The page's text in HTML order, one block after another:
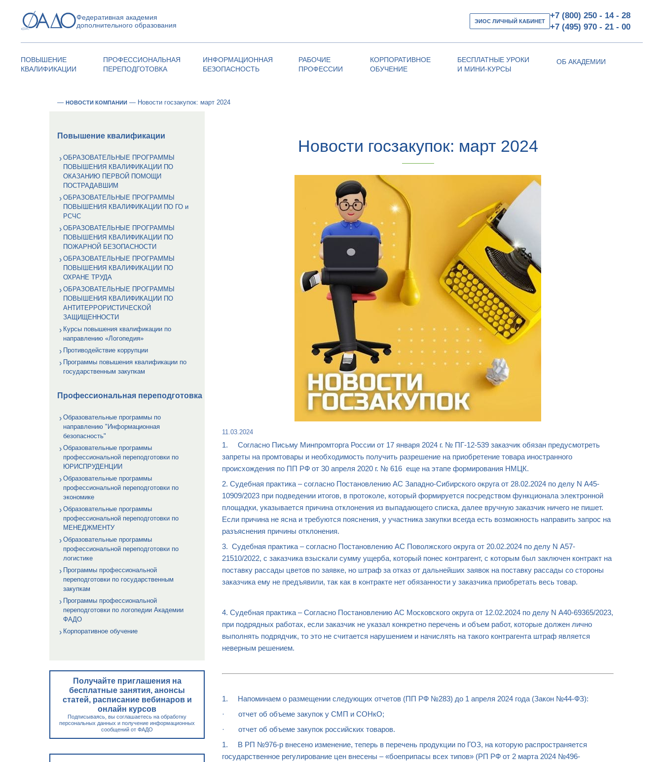
Федеративная академия
дополнительного образования
ЭИОС ЛИЧНЫЙ КАБИНЕТ
+7 (800) 250 - 14 - 28
+7 (495) 970 - 21 - 00
ПОВЫШЕНИЕ
КВАЛИФИКАЦИИ
ПРОФЕССИОНАЛЬНАЯ
ПЕРЕПОДГОТОВКА
ИНФОРМАЦИОННАЯ
БЕЗОПАСНОСТЬ
РАБОЧИЕ
ПРОФЕССИИ
КОРПОРАТИВНОЕ
ОБУЧЕНИЕ
БЕСПЛАТНЫЕ УРОКИ
И МИНИ-КУРСЫ
ОБ АКАДЕМИИ
— НОВОСТИ КОМПАНИИ — Новости госзакупок: март 2024
Повышение квалификации
ОБРАЗОВАТЕЛЬНЫЕ ПРОГРАММЫ
ПОВЫШЕНИЯ КВАЛИФИКАЦИИ ПО
ОКАЗАНИЮ ПЕРВОЙ ПОМОЩИ
ПОСТРАДАВШИМ
ОБРАЗОВАТЕЛЬНЫЕ ПРОГРАММЫ
ПОВЫШЕНИЯ КВАЛИФИКАЦИИ ПО ГО и
РСЧС
ОБРАЗОВАТЕЛЬНЫЕ ПРОГРАММЫ
ПОВЫШЕНИЯ КВАЛИФИКАЦИИ ПО
ПОЖАРНОЙ БЕЗОПАСНОСТИ
ОБРАЗОВАТЕЛЬНЫЕ ПРОГРАММЫ
ПОВЫШЕНИЯ КВАЛИФИКАЦИИ ПО
ОХРАНЕ ТРУДА
ОБРАЗОВАТЕЛЬНЫЕ ПРОГРАММЫ
ПОВЫШЕНИЯ КВАЛИФИКАЦИИ ПО
АНТИТЕРРОРИСТИЧЕСКОЙ
ЗАЩИЩЕННОСТИ
Курсы повышения квалификации по
направлению «Логопедия»
Противодействие коррупции
Программы повышения квалификации по
государственным закупкам
Профессиональная переподготовка
Образовательные программы по
направлению "Информационная
безопасность"
Образовательные программы
профессиональной переподготовки по
ЮРИСПРУДЕНЦИИ
Образовательные программы
профессиональной переподготовки по
экономике
Образовательные программы
профессиональной переподготовки по
МЕНЕДЖМЕНТУ
Образовательные программы
профессиональной переподготовки по
логистике
Программы профессиональной
переподготовки по государственным
закупкам
Программы профессиональной
переподготовки по логопедии Академии
ФАДО
Корпоративное обучение
Получайте приглашения на
бесплатные занятия, анонсы
статей, расписание вебинаров и
онлайн курсов
Подписываясь, вы соглашаетесь на обработку
персональных данных и получение информационных
сообщений от ФАДО
Новости госзакупок: март 2024
11.03.2024
1. Согласно Письму Минпромторга России от 17 января 2024 г. № ПГ-12-539 заказчик обязан предусмотреть
запреты на промтовары и необходимость получить разрешение на приобретение товара иностранного
происхождения по ПП РФ от 30 апреля 2020 г. № 616 еще на этапе формирования НМЦК.
2. Cудебная практика – согласно Постановлению АС Западно-Сибирского округа от 28.02.2024 по делу N А45-
10909/2023 при подведении итогов, в протоколе, который формируется посредством функционала электронной
площадки, указывается причина отклонения из выпадающего списка, далее вручную заказчик ничего не пишет.
Если причина не ясна и требуются пояснения, у участника закупки всегда есть возможность направить запрос на
разъяснения причины отклонения.
3. Судебная практика – согласно Постановлению АС Поволжского округа от 20.02.2024 по делу N А57-
21510/2022, с заказчика взыскали сумму ущерба, который понес контрагент, с которым был заключен контракт на
поставку рассады цветов по заявке, но штраф за отказ от дальнейших заявок на поставку рассады со стороны
заказчика ему не предъявили, так как в контракте нет обязанности у заказчика приобретать весь товар.
4. Судебная практика – Согласно Постановлению АС Московского округа от 12.02.2024 по делу N А40-69365/2023,
при подрядных работах, если заказчик не указал конкретно перечень и объем работ, которые должен лично
выполнять подрядчик, то это не считается нарушением и начислять на такого контрагента штраф является
неверным решением.
1. Напоминаем о размещении следующих отчетов (ПП РФ №283) до 1 апреля 2024 года (Закон №44-ФЗ):
· отчет об объеме закупок у СМП и СОНкО;
· отчет об объеме закупок российских товаров.
1. В РП №976-р внесено изменение, теперь в перечень продукции по ГОЗ, на которую распространяется
государственное регулирование цен внесены – «боеприпасы всех типов» (РП РФ от 2 марта 2024 №496-